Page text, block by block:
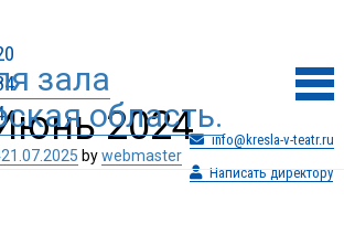
info@kresla-v-teatr.ru
Написать директору
2024
зала
область.
21.07.2025 bywebmaster